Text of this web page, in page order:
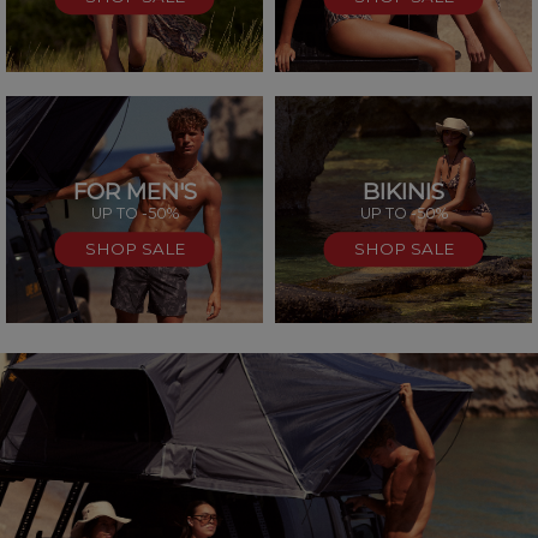
FOR MEN'S
UP TO -50%
SHOP SALE
BIKINIS
UP TO -50%
SHOP SALE